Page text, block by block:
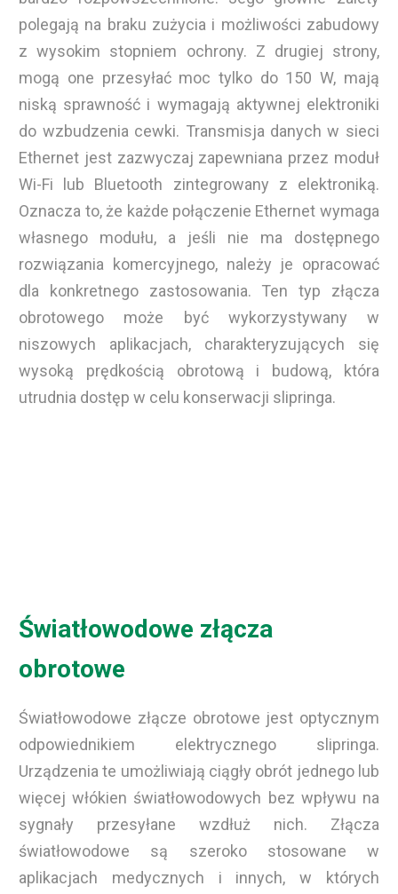
polegają na braku zużycia i możliwości zabudowy
z wysokim stopniem ochrony. Z drugiej strony,
mogą one przesyłać moc tylko do 150 W, mają
niską sprawność i wymagają aktywnej elektroniki
do wzbudzenia cewki. Transmisja danych w sieci
Ethernet jest zazwyczaj zapewniana przez moduł
Wi-Fi lub Bluetooth zintegrowany z elektroniką.
Oznacza to, że każde połączenie Ethernet wymaga
własnego modułu, a jeśli nie ma dostępnego
rozwiązania komercyjnego, należy je opracować
dla konkretnego zastosowania. Ten typ złącza
obrotowego może być wykorzystywany w
niszowych aplikacjach, charakteryzujących się
wysoką prędkością obrotową i budową, która
utrudnia dostęp w celu konserwacji slipringa.
Światłowodowe złącza
obrotowe
Światłowodowe złącze obrotowe jest optycznym
odpowiednikiem elektrycznego slipringa.
Urządzenia te umożliwiają ciągły obrót jednego lub
więcej włókien światłowodowych bez wpływu na
sygnały przesyłane wzdłuż nich. Złącza
światłowodowe są szeroko stosowane w
aplikacjach medycznych i innych, w których